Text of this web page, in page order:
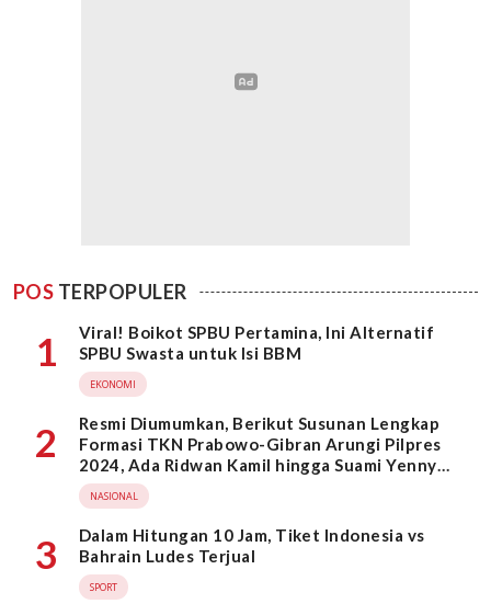
POS TERPOPULER
1
Viral! Boikot SPBU Pertamina, Ini Alternatif
SPBU Swasta untuk Isi BBM
EKONOMI
2
Resmi Diumumkan, Berikut Susunan Lengkap
Formasi TKN Prabowo-Gibran Arungi Pilpres
2024, Ada Ridwan Kamil hingga Suami Yenny
Wahid
NASIONAL
3
Dalam Hitungan 10 Jam, Tiket Indonesia vs
Bahrain Ludes Terjual
SPORT